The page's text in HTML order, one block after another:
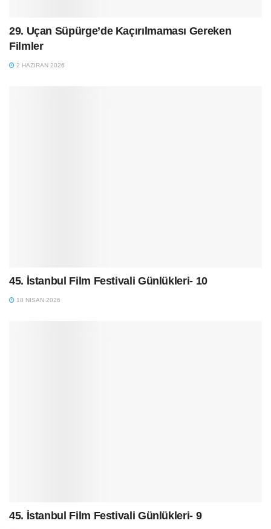
29. Uçan Süpürge’de Kaçırılmaması Gereken
Filmler
2 HAZIRAN 2026
45. İstanbul Film Festivali Günlükleri- 10
18 NISAN 2026
45. İstanbul Film Festivali Günlükleri- 9